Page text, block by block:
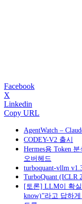
Facebook
X
Linkedin
Copy URL
AgentWatch –
CODEY-V2 출시
Hermes용 Token
오버헤드
turboquant-vllm
TurboQuant (ICLR
[토론] LLM이 확
know)”라고 답하